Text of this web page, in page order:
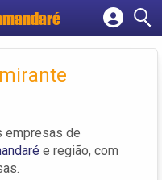
empresa
empresas de
e região, com